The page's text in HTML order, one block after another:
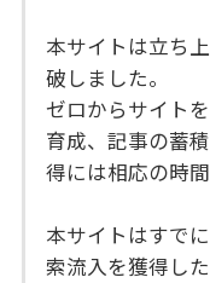
本サイトは立ち
破しました。
ゼロからサイト
育成、記事の蓄
得には相応の時間
本サイトはすで
索流入を獲得し